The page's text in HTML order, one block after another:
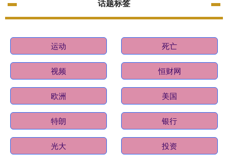
话题标签
运动 死亡
视频 恒财网
欧洲 美国
特朗 银行
光大 投资